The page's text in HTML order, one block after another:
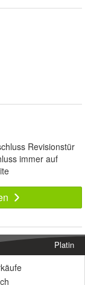
Revisionstür
immer auf
Platin